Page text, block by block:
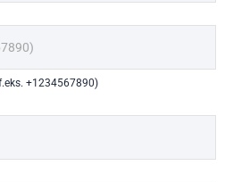
+1234567890)